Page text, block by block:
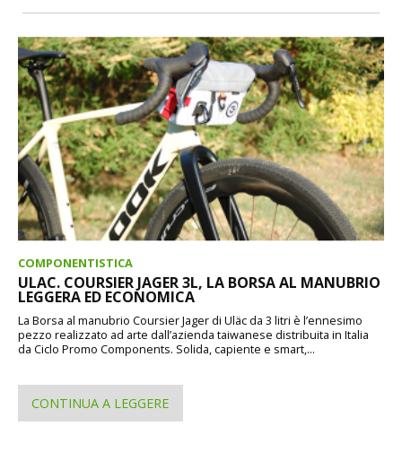
COMPONENTISTICA
ULAC. COURSIER JAGER 3L, LA BORSA AL MANUBRIO
LEGGERA ED ECONOMICA
La Borsa al manubrio Coursier Jager di Uläc da 3 litri è l’ennesimo
pezzo realizzato ad arte dall’azienda taiwanese distribuita in Italia
da Ciclo Promo Components. Solida, capiente e smart,...
CONTINUA A LEGGERE